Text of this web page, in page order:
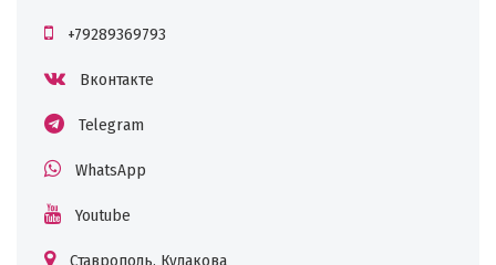
+79289369793
Вконтакте
Telegram
WhatsApp
Youtube
Ставрополь, Кулакова